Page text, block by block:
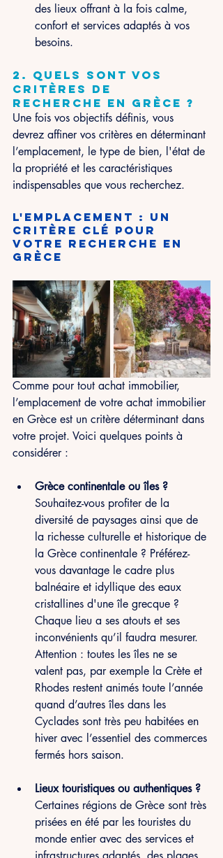
des lieux offrant à la fois calme,
confort et services adaptés à vos
besoins.
2. Quels sont vos
critères de
recherche en Grèce ?
Une fois vos objectifs définis, vous
devrez affiner vos critères en déterminant
l’emplacement, le type de bien, l'état de
la propriété et les caractéristiques
indispensables que vous recherchez.
L'emplacement : un
critère clé pour
votre recherche en
Grèce
Comme pour tout achat immobilier,
l’emplacement de votre achat immobilier
en Grèce est un critère déterminant dans
votre projet. Voici quelques points à
considérer :
Grèce continentale ou îles ?
Souhaitez-vous profiter de la
diversité de paysages ainsi que de
la richesse culturelle et historique de
la Grèce continentale ? Préférez-
vous davantage le cadre plus
balnéaire et idyllique des eaux
cristallines d'une île grecque ?
Chaque lieu a ses atouts et ses
inconvénients qu’il faudra mesurer.
Attention : toutes les îles ne se
valent pas, par exemple la Crète et
Rhodes restent animés toute l’année
quand d’autres îles dans les
Cyclades sont très peu habitées en
hiver avec l’essentiel des commerces
fermés hors saison.
Lieux touristiques ou authentiques ?
Certaines régions de Grèce sont très
prisées en été par les touristes du
monde entier avec des services et